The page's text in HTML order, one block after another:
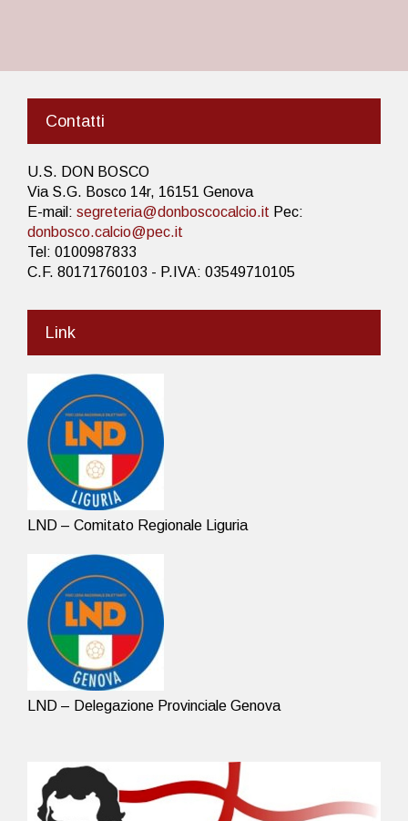
Contatti
U.S. DON BOSCO
Via S.G. Bosco 14r, 16151 Genova
E-mail: segreteria@donboscocalcio.it Pec:
donbosco.calcio@pec.it
Tel: 0100987833
C.F. 80171760103 - P.IVA: 03549710105
Link
LND – Comitato Regionale Liguria
LND – Delegazione Provinciale Genova